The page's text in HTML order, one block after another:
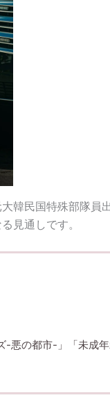
韓民国特殊部隊員出
見通しです。
-悪の都市-」「未成